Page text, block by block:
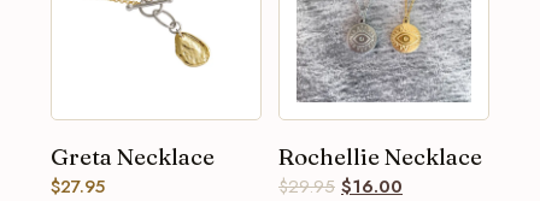
Greta Necklace
$27.95
Rochellie Necklace
$29.95 $16.00